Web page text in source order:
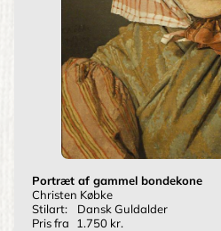
Portræt af gammel bondekone
Christen Købke
Stilart:
Dansk Guldalder
Pris fra
1.750 kr.